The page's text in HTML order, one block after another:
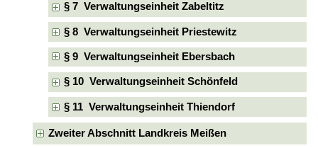
§ 7 Verwaltungseinheit Zabeltitz
§ 8 Verwaltungseinheit Priestewitz
§ 9 Verwaltungseinheit Ebersbach
§ 10 Verwaltungseinheit Schönfeld
§ 11 Verwaltungseinheit Thiendorf
Zweiter Abschnitt Landkreis Meißen